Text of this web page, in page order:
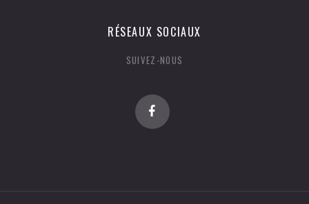
RÉSEAUX SOCIAUX
SUIVEZ-NOUS